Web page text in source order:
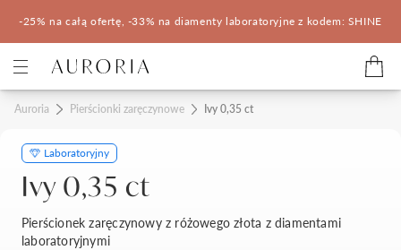
-25% na całą ofertę, -33% na diamenty laboratoryjne z kodem: SHINE
Kategorie
Pierścionki zaręczynowe
Pomocne
Auroria Pierścionki zaręczynowe Ivy 0,35 ct
Laboratoryjny
Ivy 0,35 ct
Pierścionek zaręczynowy z różowego złota z diamentami
laboratoryjnymi